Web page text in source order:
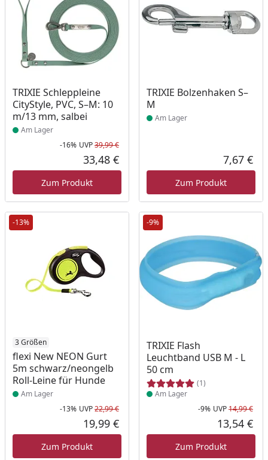
TRIXIE Schleppleine
CityStyle, PVC, S–M: 10
m/13 mm, salbei
Produkt am Lager
Am Lager
Rabatt in Prozent
-16%
Ursprünglicher Preis
UVP39,99 €
Aktueller Preis
33,48 €
Zum Produkt
TRIXIE Bolzenhaken S–
M
Produkt am Lager
Am Lager
7,67 €
Zum Produkt
-13%
3 Größen
flexi New NEON Gurt
5m schwarz/neongelb
Roll-Leine für Hunde
Produkt am Lager
Am Lager
Rabatt in Prozent
-13%
Ursprünglicher Preis
UVP22,99 €
Aktueller Preis
19,99 €
Zum Produkt
-9%
TRIXIE Flash
Leuchtband USB M - L
50 cm
(1)
Produkt am Lager
Am Lager
-9% UVP14,99 €
13,54 €
Zum Produkt